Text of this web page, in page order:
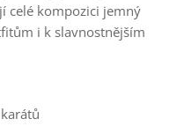
celé kompozici jemný
i k slavnostnějším